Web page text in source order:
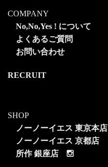
COMPANY
No,No,Yes ! について
よくあるご質問
お問い合わせ
RECRUIT
SHOP
ノーノーイエス 東京本店
ノーノーイエス 京都店
所作 銀座店